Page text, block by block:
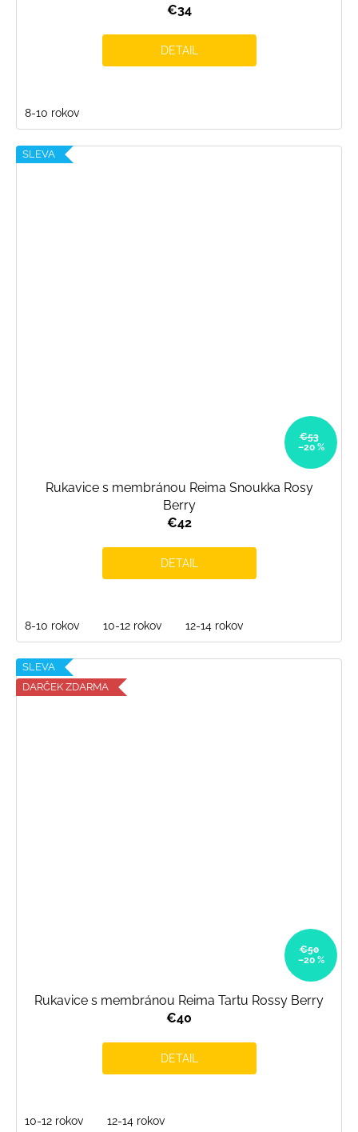
€34
DETAIL
8-10 rokov
SLEVA
€53
–20 %
Rukavice s membránou Reima Snoukka Rosy
Berry
€42
DETAIL
8-10 rokov 10-12 rokov 12-14 rokov
SLEVA
DARČEK ZDARMA
€50
–20 %
Rukavice s membránou Reima Tartu Rossy Berry
€40
DETAIL
10-12 rokov 12-14 rokov